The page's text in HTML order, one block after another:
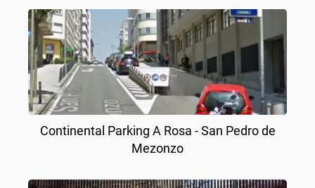
Continental Parking A Rosa - San Pedro de
Mezonzo